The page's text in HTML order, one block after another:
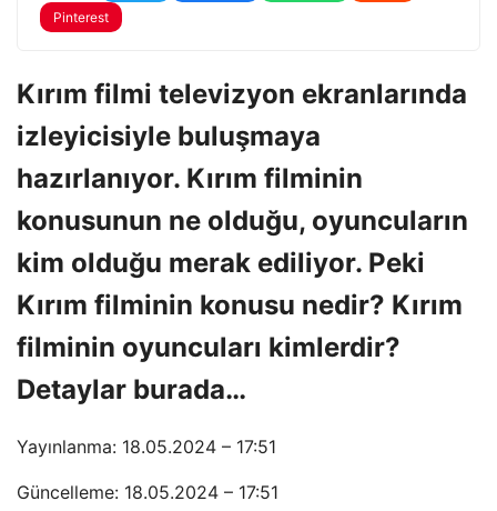
Pinterest
Kırım filmi televizyon ekranlarında
izleyicisiyle buluşmaya
hazırlanıyor. Kırım filminin
konusunun ne olduğu, oyuncuların
kim olduğu merak ediliyor. Peki
Kırım filminin konusu nedir? Kırım
filminin oyuncuları kimlerdir?
Detaylar burada…
Yayınlanma: 18.05.2024 – 17:51
Güncelleme: 18.05.2024 – 17:51